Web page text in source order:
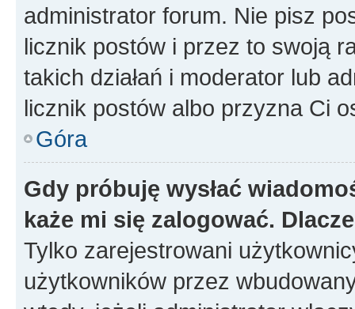
administrator forum. Nie pisz
licznik postów i przez to swoją
takich działań i moderator lub
licznik postów albo przyzna Ci
Góra
Gdy próbuję wysłać
każe mi się zalogować.
Tylko zarejestrowani
użytkowników przez